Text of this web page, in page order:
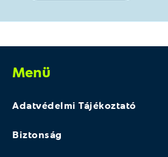
Menü
Adatvédelmi Tájékoztató
Biztonság